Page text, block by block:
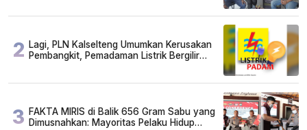
2 Lagi, PLN Kalselteng Umumkan Kerusakan
Pembangkit, Pemadaman Listrik Bergilir
3 FAKTA MIRIS di Balik 656 Gram Sabu yang
Dimusnahkan: Mayoritas Pelaku Hidup